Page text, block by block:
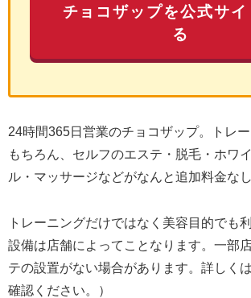
チョコザップを公式サイ
る
24時間365日営業のチョコザップ。トレ
もちろん、セルフのエステ・脱毛・ホワ
ル・マッサージなどがなんと追加料金な
トレーニングだけではなく美容目的でも
設備は店舗によってことなります。一部
テの設置がない場合があります。詳しく
確認ください。）